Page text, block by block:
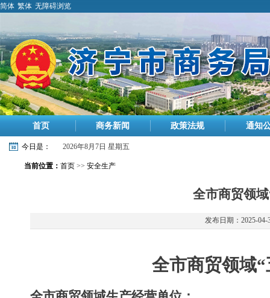
简体 繁体 无障碍浏览
首页 商务新闻 政策法规 通知
今日是： 2026年8月7日 星期五
当前位置： 首页 >> 安全生产
全市商贸领
发布日期：2025-04-
全市商贸领域